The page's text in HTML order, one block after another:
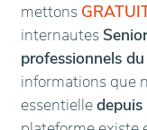
mettons
internautes
professionnels
informations que
essentielle